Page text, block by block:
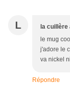
L la
le mug
j'adore le
va nickel
Répondre